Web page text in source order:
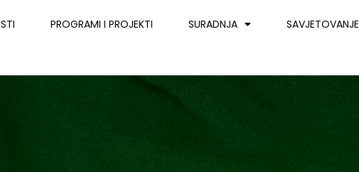
PROGRAMI I PROJEKTI SURADNJA SAVJETOVANJE